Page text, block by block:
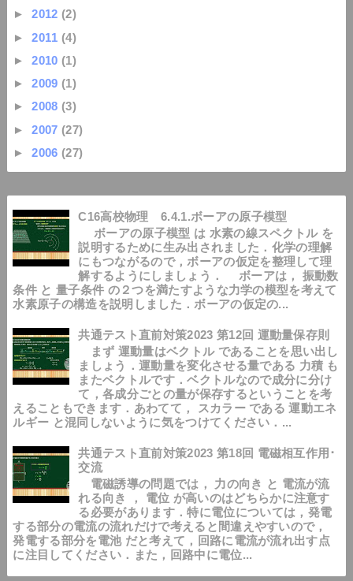
►2012 (2)
►2011 (4)
►2010 (1)
►2009 (1)
►2008 (3)
►2007 (27)
►2006 (27)
C16高校物理 6.4.1.ボーアの原子模型
ボーアの原子模型 は 水素の線スペクトル を
説明するために生み出されました．化学の理解
にもつながるので，ボーアの仮定を整理して理
解するようにしましょう． ボーアは， 振動数
条件 と 量子条件 の２つを満たすような力学の模型を考えて
水素原子の構造を説明しました．ボーアの仮定の...
共通テスト直前対策2023 第12回 運動量保存則
まず 運動量はベクトル であることを思い出し
ましょう．運動量を変化させる量である 力積 も
またベクトルです．ベクトルなので成分に分け
て，各成分ごとの量が保存するということを考
えることもできます．あわてて， スカラー である 運動エネ
ルギー と混同しないように気をつけてください．...
共通テスト直前対策2023 第18回 電磁相互作用･
交流
電磁誘導の問題では， 力の向き と 電流が流
れる向き ， 電位 が高いのはどちらかに注意す
る必要があります．特に電位については，発電
する部分の電流の流れだけで考えると間違えやすいので，
発電する部分を電池 だと考えて，回路に電流が流れ出す点
に注目してください．また，回路中に電位...